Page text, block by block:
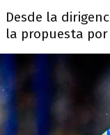
Desde la
la propuesta